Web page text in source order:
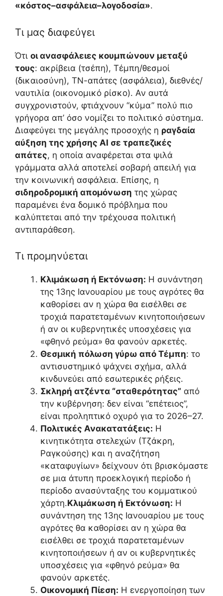
«κόστος–ασφάλεια–λογοδοσία».
Τι μας διαφεύγει
Ότι οι ανασφάλειες κουμπώνουν μεταξύ
τους: ακρίβεια (τσέπη), Τέμπη/θεσμοί
(δικαιοσύνη), ΤΝ-απάτες (ασφάλεια), διεθνές/
ναυτιλία (οικονομικό ρίσκο). Αν αυτά
συγχρονιστούν, φτιάχνουν “κύμα” πολύ πιο
γρήγορα απ’ όσο νομίζει το πολιτικό σύστημα.
Διαφεύγει της μεγάλης προσοχής η ραγδαία
αύξηση της χρήσης AI σε τραπεζικές
απάτες, η οποία αναφέρεται στα ψιλά
γράμματα αλλά αποτελεί σοβαρή απειλή για
την κοινωνική ασφάλεια. Επίσης, η
σιδηροδρομική απομόνωση της χώρας
παραμένει ένα δομικό πρόβλημα που
καλύπτεται από την τρέχουσα πολιτική
αντιπαράθεση.
Τι προμηνύεται
Κλιμάκωση ή Εκτόνωση: Η συνάντηση
της 13ης Ιανουαρίου με τους αγρότες θα
καθορίσει αν η χώρα θα εισέλθει σε
τροχιά παρατεταμένων κινητοποιήσεων
ή αν οι κυβερνητικές υποσχέσεις για
«φθηνό ρεύμα» θα φανούν αρκετές.
Θεσμική πόλωση γύρω από Τέμπη: το
αντισυστημικό ψάχνει σχήμα, αλλά
κινδυνεύει από εσωτερικές ρήξεις.
Σκληρή ατζέντα “σταθερότητας” από
την κυβέρνηση: δεν είναι “επέτειος”,
είναι προληπτικό οχυρό για το 2026–27.
Πολιτικές Ανακατατάξεις: Η
κινητικότητα στελεχών (Τζάκρη,
Ραγκούσης) και η αναζήτηση
«καταφυγίων» δείχνουν ότι βρισκόμαστε
σε μια άτυπη προεκλογική περίοδο ή
περίοδο ανασύνταξης του κομματικού
χάρτη.Κλιμάκωση ή Εκτόνωση: Η
συνάντηση της 13ης Ιανουαρίου με τους
αγρότες θα καθορίσει αν η χώρα θα
εισέλθει σε τροχιά παρατεταμένων
κινητοποιήσεων ή αν οι κυβερνητικές
υποσχέσεις για «φθηνό ρεύμα» θα
φανούν αρκετές.
Οικονομική Πίεση: Η ενεργοποίηση των